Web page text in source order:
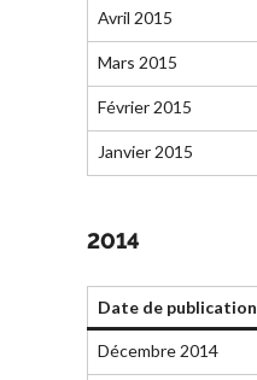
Avril 2015
Mars 2015
Février 2015
Janvier 2015
2014
Date de publication
Décembre 2014